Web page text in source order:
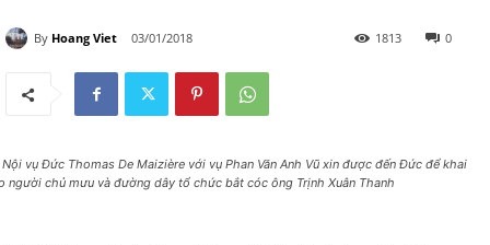
By Hoang Viet 03/01/2018 0
1813
Nội vụ Đức Thomas De Maizière với vụ Phan Văn Anh Vũ xin được đến Đức để khai
người chủ mưu và đường dây tổ chức bắt cóc ông Trịnh Xuân Thanh